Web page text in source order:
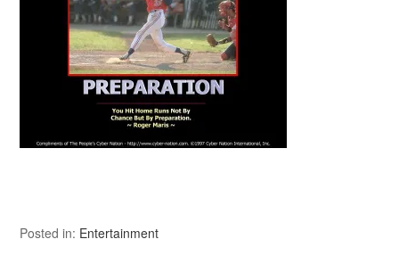
Posted in: Entertainment